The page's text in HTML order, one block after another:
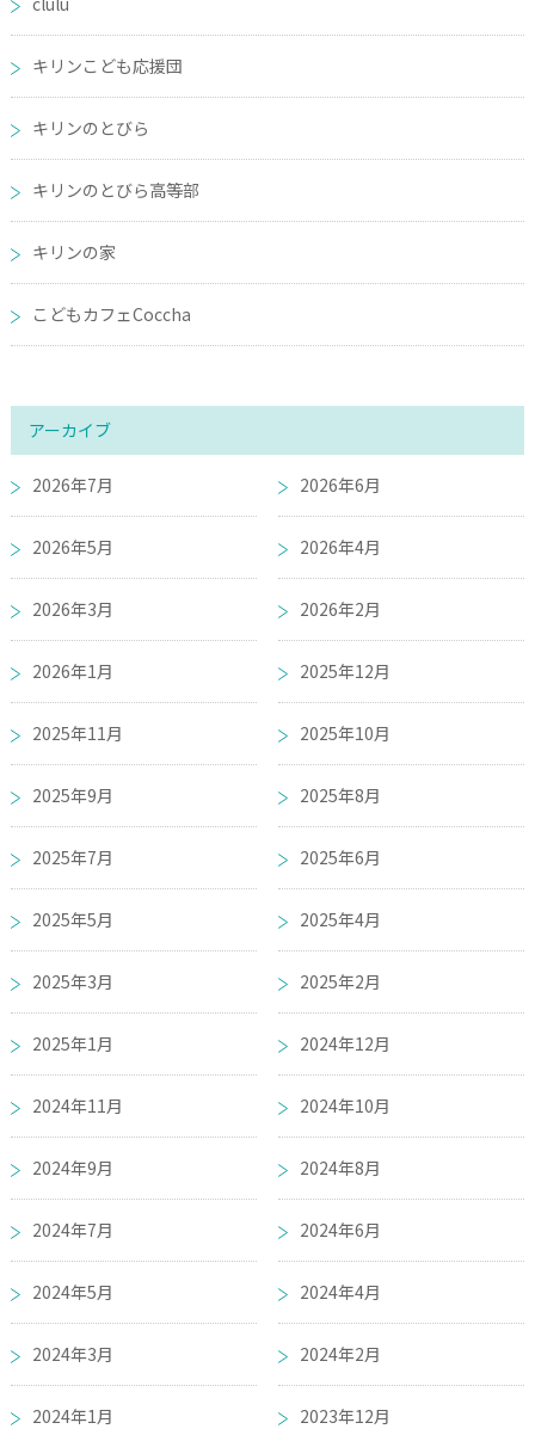
キリンこども応援団
キリンのとびら
キリンのとびら高等部
キリンの家
こどもカフェCoccha
アーカイブ
2026年7月 2026年6月
2026年5月 2026年4月
2026年3月 2026年2月
2026年1月 2025年12月
2025年11月 2025年10月
2025年9月 2025年8月
2025年7月 2025年6月
2025年5月 2025年4月
2025年3月 2025年2月
2025年1月 2024年12月
2024年11月 2024年10月
2024年9月 2024年8月
2024年7月 2024年6月
2024年5月 2024年4月
2024年3月 2024年2月
2024年1月 2023年12月